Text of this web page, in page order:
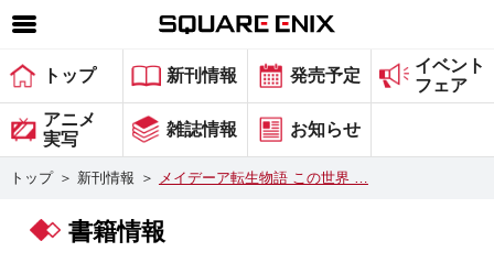
SQUARE ENIX 公式サイトメニュー
ゲーム
マガジン＆ブックス
グッズ
トップ 新刊情報 発売予定
イベント
フェア
アニメ
実写
雑誌情報 お知らせ
トップ ＞ 新刊情報 ＞ メイデーア転生物語 この世界 …
書籍情報